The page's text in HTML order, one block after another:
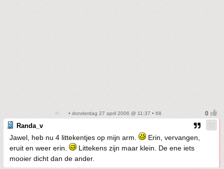
• donderdag 27 april 2006 @ 11:37 • 68
Randa_v
Jawel, heb nu 4 littekentjes op mijn arm.
Erin, vervangen,
eruit en weer erin.
Littekens zijn maar klein. De ene iets
mooier dicht dan de ander.